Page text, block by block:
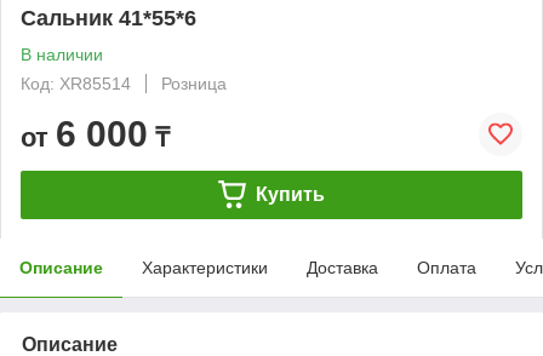
Сальник 41*55*6
В наличии
Код: XR85514
Розница
от 6 000 ₸
Купить
Описание Характеристики Доставка Оплата
Описание